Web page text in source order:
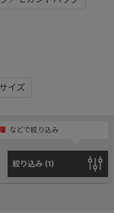
イズ
などで絞り込み
絞り込み (1)